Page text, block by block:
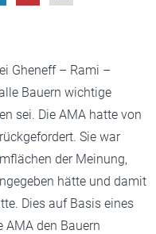
Gheneff – Rami –
Bauern wichtige
sei. Die AMA hatte von
Sie war
der Meinung,
hätte und damit
Dies auf Basis eines
AMA den Bauern